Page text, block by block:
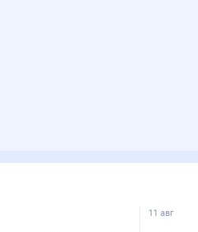
11 авг